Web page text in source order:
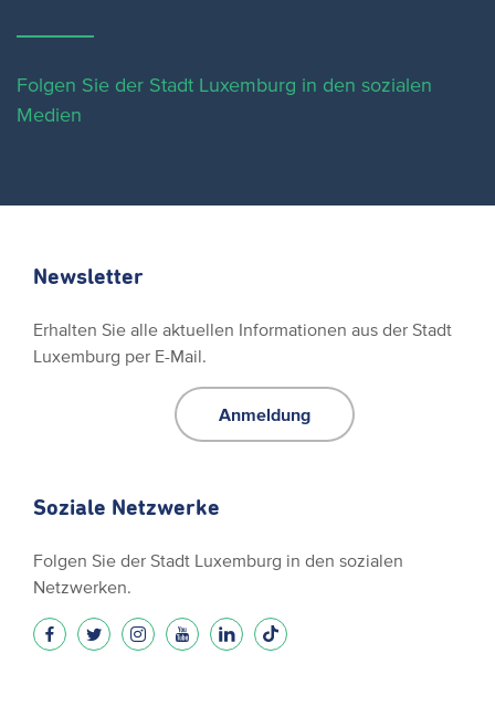
Folgen Sie der Stadt Luxemburg in den sozialen
Medien
Newsletter
Erhalten Sie alle aktuellen Informationen aus der Stadt
Luxemburg per E-Mail.
Anmeldung
Soziale Netzwerke
Folgen Sie der Stadt Luxemburg in den sozialen
Netzwerken.